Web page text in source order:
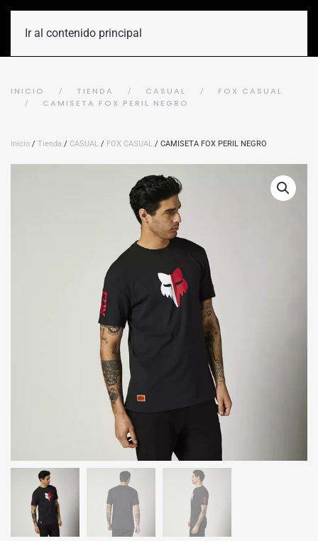
Ir al contenido principal
INICIO TIENDA CASUAL
FOX CASUAL
CAMISETA FOX PERIL NEGRO
Inicio / Tienda / CASUAL / FOX CASUAL / CAMISETA FOX PERIL NEGRO